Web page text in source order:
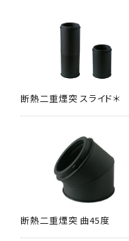
断熱二重煙突 スライド＊
断熱二重煙突 曲45度